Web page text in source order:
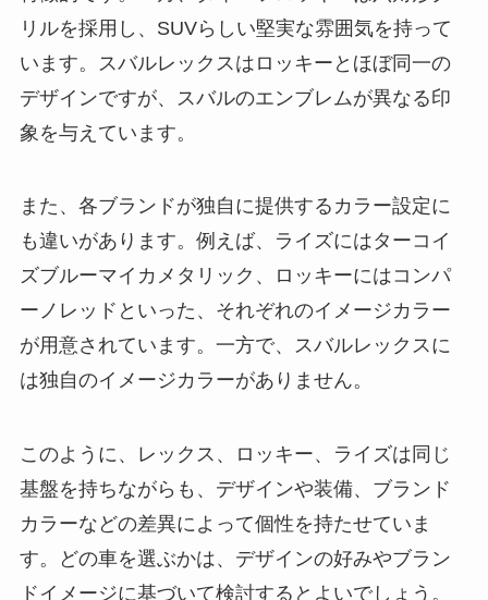
リルを採用し、SUVらしい堅実な雰囲気を持って
います。スバルレックスはロッキーとほぼ同一の
デザインですが、スバルのエンブレムが異なる印
象を与えています。
また、各ブランドが独自に提供するカラー設定に
も違いがあります。例えば、ライズにはターコイ
ズブルーマイカメタリック、ロッキーにはコンパ
ーノレッドといった、それぞれのイメージカラー
が用意されています。一方で、スバルレックスに
は独自のイメージカラーがありません。
このように、レックス、ロッキー、ライズは同じ
基盤を持ちながらも、デザインや装備、ブランド
カラーなどの差異によって個性を持たせていま
す。どの車を選ぶかは、デザインの好みやブラン
ドイメージに基づいて検討するとよいでしょう。